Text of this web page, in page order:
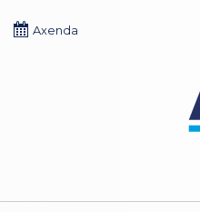
Axenda